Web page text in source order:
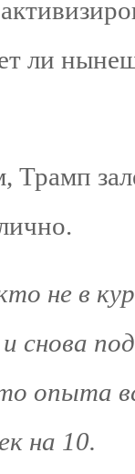
ли
Трамп
не в
снова
опыта
на 10.